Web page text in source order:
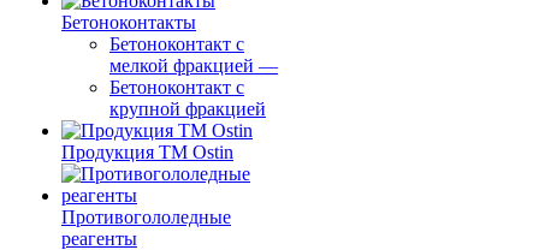
Бетоноконтакты
Бетоноконтакт с
мелкой фракцией —
Бетоноконтакт с
крупной фракцией
Продукция ТМ Ostin
Противогололедные
реагенты